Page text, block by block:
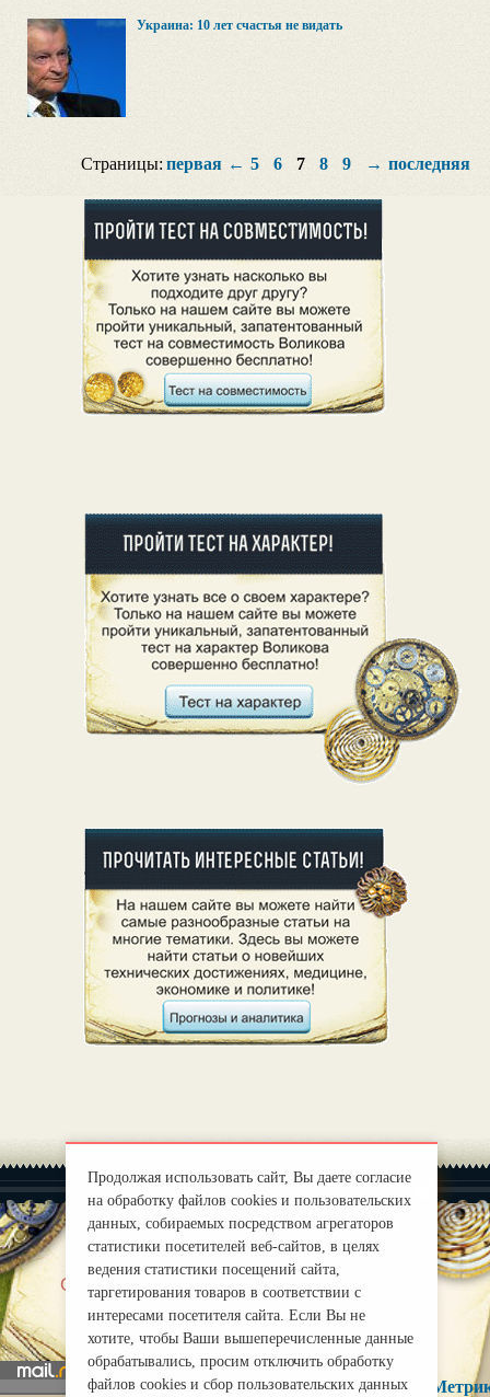
Украина: 10 лет счастья не видать
Страницы: первая ← 5 6 7 8 9 → последняя
О нас |
Правила
mirprognoz@mail.ru
Продолжая использовать сайт, Вы даете согласие
на обработку файлов cookies и пользовательских
данных, собираемых посредством агрегаторов
статистики посетителей веб-сайтов, в целях
ведения статистики посещений сайта,
таргетирования товаров в соответствии с
интересами посетителя сайта. Если Вы не
хотите, чтобы Ваши вышеперечисленные данные
обрабатывались, просим отключить обработку
файлов cookies и сбор пользовательских данных